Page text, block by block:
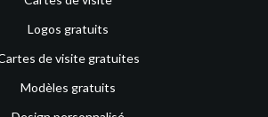
Logos gratuits
de visite gratuites
Modèles gratuits